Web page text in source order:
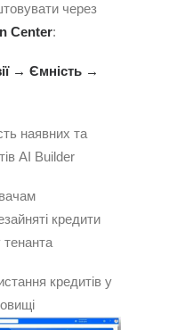
через
Center:
→ Ємність →
наявних та
AI Builder
кредити
тенанта
кредитів у